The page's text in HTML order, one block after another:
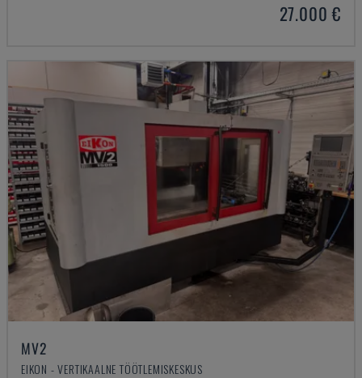
27.000 €
MV2
EIKON - VERTIKAALNE TÖÖTLEMISKESKUS